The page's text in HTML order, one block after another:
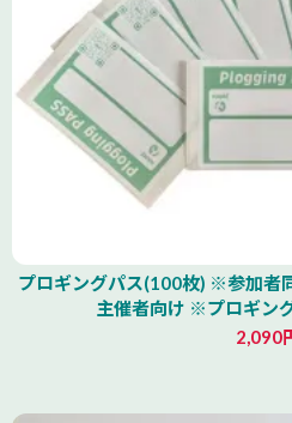
プロギングパス(100枚) ※参加者
主催者向け ※プロギン
2,090